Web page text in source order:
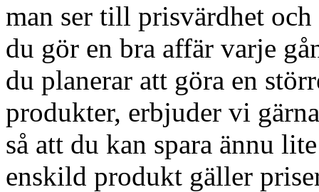
man ser till prisvärdhet
du gör en bra affär varje
du planerar att göra en
produkter, erbjuder vi
så att du kan spara ännu
enskild produkt gäller